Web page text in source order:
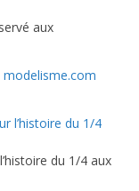
aux
modelisme.com
du 1/4 aux